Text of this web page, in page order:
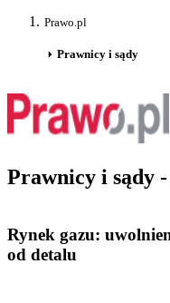
Prawo.pl
Prawnicy i sądy
Prawnicy i sądy
Rynek gazu:
od detalu